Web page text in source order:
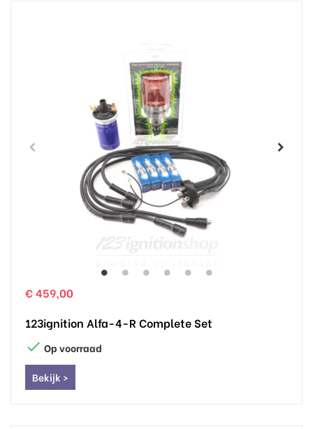
€ 459,00
123ignition Alfa-4-R Complete Set
 Op voorraad
Bekijk >